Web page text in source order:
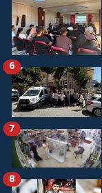
6
7
8